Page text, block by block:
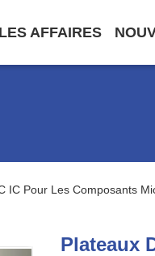
LES AFFAIRES
IC Pour Les Composants
Plateaux